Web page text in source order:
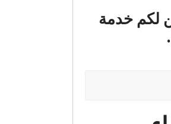
المختصر بصيانة اندست 19418 – 01000223573يضمن لكم خدمة